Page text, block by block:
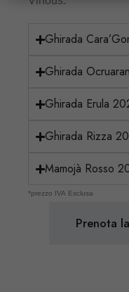
Ghirada
Ghirada
Ghirada Erula
Ghirada Rizza
Mamojà Rosso
*prezzo IVA Esclusa
Prenota